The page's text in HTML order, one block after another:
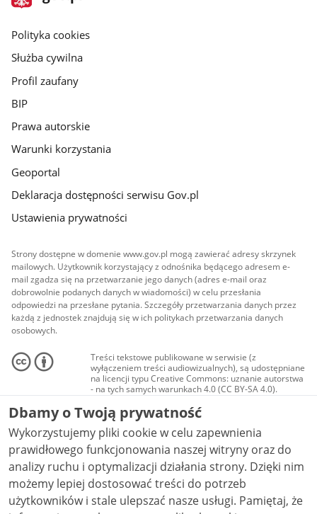
gov.pl
gov.pl
Polityka cookies
Służba cywilna
Profil zaufany
BIP
Prawa autorskie
Warunki korzystania
Geoportal
Deklaracja dostępności serwisu Gov.pl
Ustawienia prywatności
Strony dostępne w domenie www.gov.pl mogą zawierać adresy skrzynek
mailowych. Użytkownik korzystający z odnośnika będącego adresem e-
mail zgadza się na przetwarzanie jego danych (adres e-mail oraz
dobrowolnie podanych danych w wiadomości) w celu przesłania
odpowiedzi na przesłane pytania. Szczegóły przetwarzania danych przez
każdą z jednostek znajdują się w ich politykach przetwarzania danych
osobowych.
Treści tekstowe publikowane w serwisie (z
wyłączeniem treści audiowizualnych), są udostępniane
na licencji typu Creative Commons: uznanie autorstwa
- na tych samych warunkach 4.0 (CC BY-SA 4.0).
Materiały audiowizualne, w tym zdjęcia, materiały
audio i wideo, są udostępniane na licencji typu
Creative Commons: uznanie autorstwa użycie
niekomercyjne - bez utworów zależnych 4.0 (CC BY-
NC-ND 4.0), o ile nie jest to stwierdzone inaczej.
Dbamy o Twoją prywatność
Wykorzystujemy pliki cookie w celu zapewnienia
prawidłowego funkcjonowania naszej witryny oraz do
analizy ruchu i optymalizacji działania strony. Dzięki nim
możemy lepiej dostosować treści do potrzeb
użytkowników i stale ulepszać nasze usługi. Pamiętaj, że